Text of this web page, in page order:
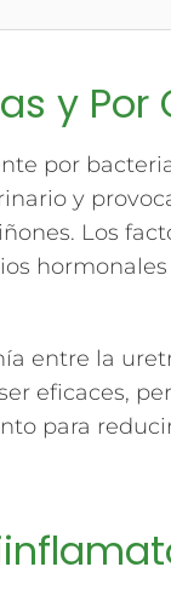
y Por
por
y
Los
entre la
eficaces,
para